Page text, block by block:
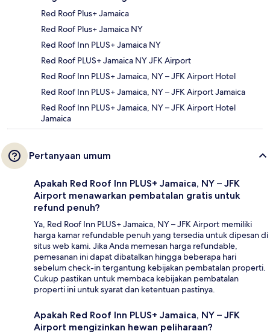
Red Roof Plus+ Jamaica
Red Roof Plus+ Jamaica NY
Red Roof Inn PLUS+ Jamaica NY
Red Roof PLUS+ Jamaica NY JFK Airport
Red Roof Inn PLUS+ Jamaica, NY – JFK Airport Hotel
Red Roof Inn PLUS+ Jamaica, NY – JFK Airport Jamaica
Red Roof Inn PLUS+ Jamaica, NY – JFK Airport Hotel
Jamaica
Pertanyaan umum
Apakah Red Roof Inn PLUS+ Jamaica, NY – JFK
Airport menawarkan pembatalan gratis untuk
refund penuh?
Ya, Red Roof Inn PLUS+ Jamaica, NY – JFK Airport memiliki
harga kamar refundable penuh yang tersedia untuk dipesan di
situs web kami. Jika Anda memesan harga refundable,
pemesanan ini dapat dibatalkan hingga beberapa hari
sebelum check-in tergantung kebijakan pembatalan properti.
Cukup pastikan untuk membaca kebijakan pembatalan
properti ini untuk syarat dan ketentuan pastinya.
Apakah Red Roof Inn PLUS+ Jamaica, NY – JFK
Airport mengizinkan hewan peliharaan?